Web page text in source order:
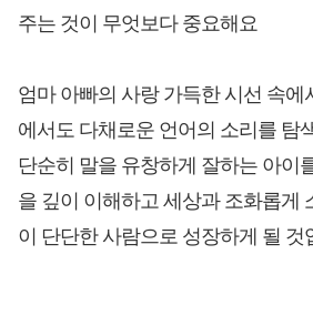
주는 것이 무엇보다 중요해요
엄마 아빠의 사랑 가득한 시선 속에
에서도 다채로운 언어의 소리를 탐
단순히 말을 유창하게 잘하는 아이
을 깊이 이해하고 세상과 조화롭게
이 단단한 사람으로 성장하게 될 것